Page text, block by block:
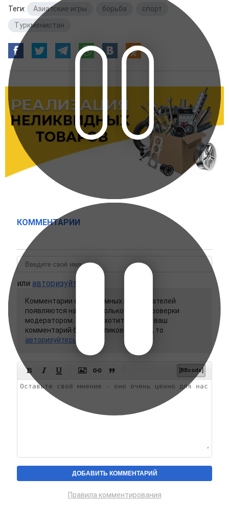
Теги: Азиатские игры борьба спорт
Туркменистан
КОММЕНТАРИИ
или авторизуйтесь
Комментарии от анонимных пользователей
появляются на сайте только после проверки
модератором. Если вы хотите, чтобы ваш
комментарий был опубликован сразу, то
авторизуйтесь
      [BBcode]
Правила комментирования